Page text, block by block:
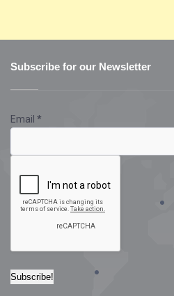
Subscribe for our Newsletter
Email *